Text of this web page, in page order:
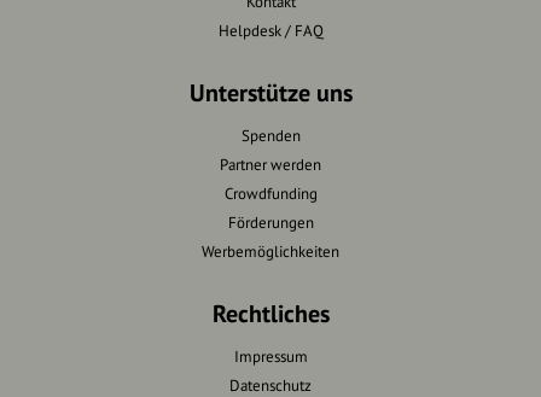
Helpdesk / FAQ
Unterstütze uns
Spenden
Partner werden
Crowdfunding
Förderungen
Werbemöglichkeiten
Rechtliches
Impressum
Datenschutz